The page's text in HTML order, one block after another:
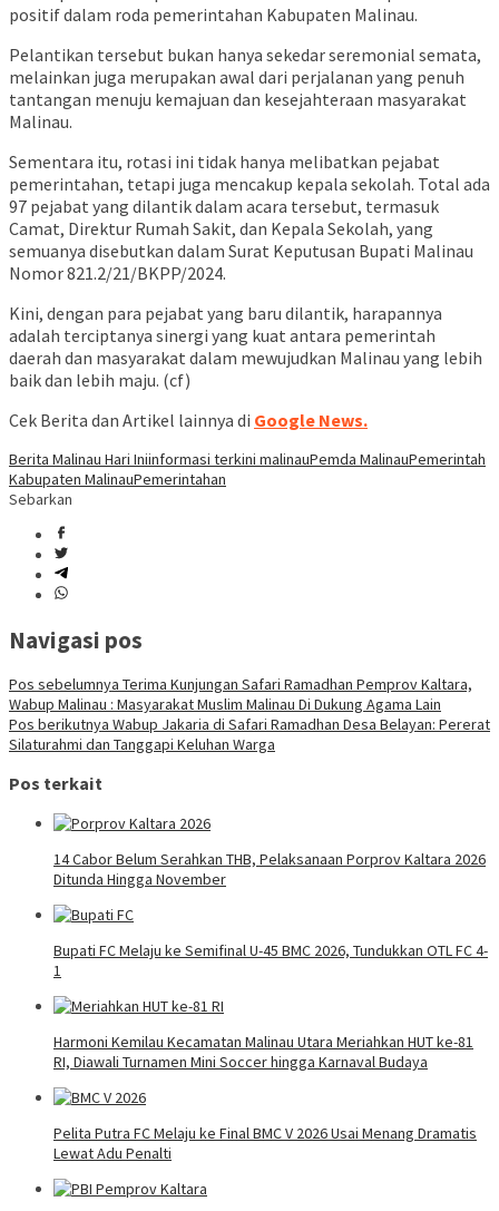
positif dalam roda pemerintahan Kabupaten Malinau.
Pelantikan tersebut bukan hanya sekedar seremonial semata,
melainkan juga merupakan awal dari perjalanan yang penuh
tantangan menuju kemajuan dan kesejahteraan masyarakat
Malinau.
Sementara itu, rotasi ini tidak hanya melibatkan pejabat
pemerintahan, tetapi juga mencakup kepala sekolah. Total ada
97 pejabat yang dilantik dalam acara tersebut, termasuk
Camat, Direktur Rumah Sakit, dan Kepala Sekolah, yang
semuanya disebutkan dalam Surat Keputusan Bupati Malinau
Nomor 821.2/21/BKPP/2024.
Kini, dengan para pejabat yang baru dilantik, harapannya
adalah terciptanya sinergi yang kuat antara pemerintah
daerah dan masyarakat dalam mewujudkan Malinau yang lebih
baik dan lebih maju. (cf)
Cek Berita dan Artikel lainnya di Google News.
Berita Malinau Hari Iniinformasi terkini malinauPemda MalinauPemerintah
Kabupaten MalinauPemerintahan
Sebarkan
Navigasi pos
Pos sebelumnya Terima Kunjungan Safari Ramadhan Pemprov Kaltara,
Wabup Malinau : Masyarakat Muslim Malinau Di Dukung Agama Lain
Pos berikutnya Wabup Jakaria di Safari Ramadhan Desa Belayan: Pererat
Silaturahmi dan Tanggapi Keluhan Warga
Pos terkait
14 Cabor Belum Serahkan THB, Pelaksanaan Porprov Kaltara 2026
Ditunda Hingga November
Bupati FC Melaju ke Semifinal U-45 BMC 2026, Tundukkan OTL FC 4-
1
Harmoni Kemilau Kecamatan Malinau Utara Meriahkan HUT ke-81
RI, Diawali Turnamen Mini Soccer hingga Karnaval Budaya
Pelita Putra FC Melaju ke Final BMC V 2026 Usai Menang Dramatis
Lewat Adu Penalti